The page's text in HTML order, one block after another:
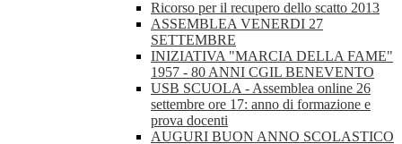
Ricorso per il recupero dello scatto 2013
ASSEMBLEA VENERDI 27
SETTEMBRE
INIZIATIVA "MARCIA DELLA FAME"
1957 - 80 ANNI CGIL BENEVENTO
USB SCUOLA - Assemblea online 26
settembre ore 17: anno di formazione e
prova docenti
AUGURI BUON ANNO SCOLASTICO